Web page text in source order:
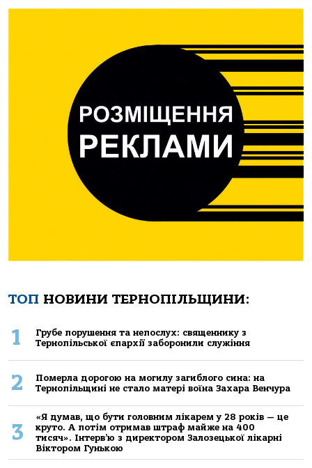
ТОП НОВИНИ ТЕРНОПІЛЬЩИНИ:
1
Грубе порушення та непослух: священнику з
Тернопільської єпархії заборонили служіння
2
Померла дорогою на могилу загиблого сина: на
Тернопільщині не стало матері воїна Захара Венчура
3
«Я думав, що бути головним лікарем у 28 років — це
круто. А потім отримав штраф майже на 400
тисяч». Інтерв’ю з директором Залозецької лікарні
Віктором Гунькою